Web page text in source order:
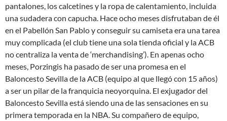
pantalones, los calcetines y la ropa de calentamiento, incluida
una sudadera con capucha. Hace ocho meses disfrutaban de él
en el Pabellón San Pablo y conseguir su camiseta era una tarea
muy complicada (el club tiene una sola tienda oficial y la ACB
no centraliza la venta de ‘merchandising’). En apenas ocho
meses, Porzingis ha pasado de ser una promesa en el
Baloncesto Sevilla de la ACB (equipo al que llegó con 15 años)
a ser un pilar de la franquicia neoyorquina. El exjugador del
Baloncesto Sevilla está siendo una de las sensaciones en su
primera temporada en la NBA. Su compañero de equipo,